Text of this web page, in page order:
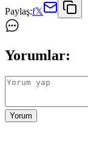
Paylaş:f𝕏
Yorumlar:
Yorum